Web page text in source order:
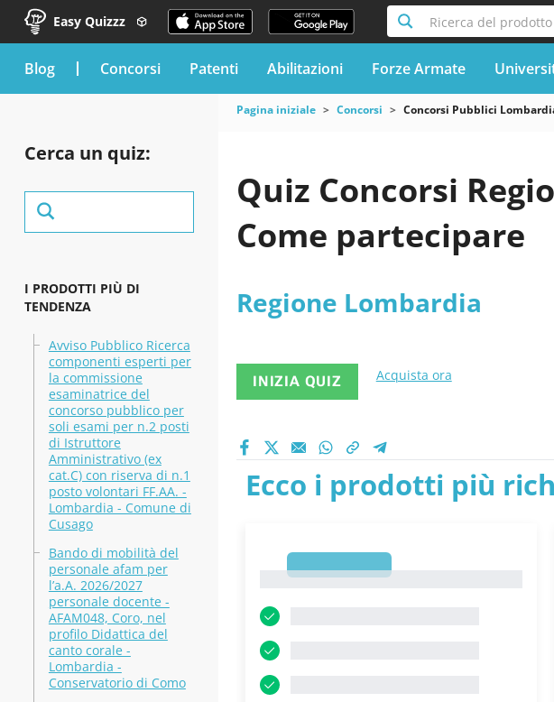
Easy Quizzz Ricerca del prodotto
blog Concorsi Patenti Abilitazioni Forze Armate
Cerca un quiz:
I PRODOTTI PIÙ DI
TENDENZA
Avviso Pubblico Ricerca
componenti esperti per
la commissione
esaminatrice del
concorso pubblico per
soli esami per n.2 posti
di Istruttore
Amministrativo (ex
cat.C) con riserva di n.1
posto volontari FF.AA. -
Lombardia - Comune di
Cusago
Bando di mobilità del
personale afam per
l’a.A. 2026/2027
personale docente -
AFAM048, Coro, nel
profilo Didattica del
canto corale -
Lombardia -
Conservatorio di Como
Pagina iniziale Concorsi Concorsi Pubblici
Quiz Concorsi
Come partecipare
Regione Lombardia
INIZIA QUIZ Acquista ora
Ecco i prodotti più